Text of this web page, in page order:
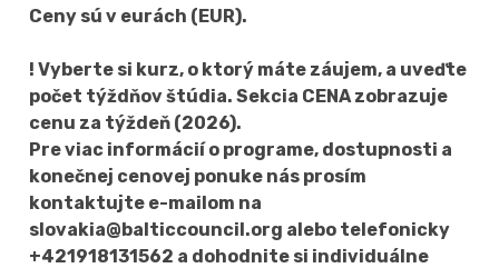
Ceny sú v eurách (EUR).
! Vyberte si kurz, o ktorý máte záujem, a uveďte
počet týždňov štúdia. Sekcia CENA zobrazuje
cenu za týždeň (2026).
Pre viac informácií o programe, dostupnosti a
konečnej cenovej ponuke nás prosím
kontaktujte e-mailom na
slovakia@balticcouncil.org alebo telefonicky
+421918131562 a dohodnite si individuálne